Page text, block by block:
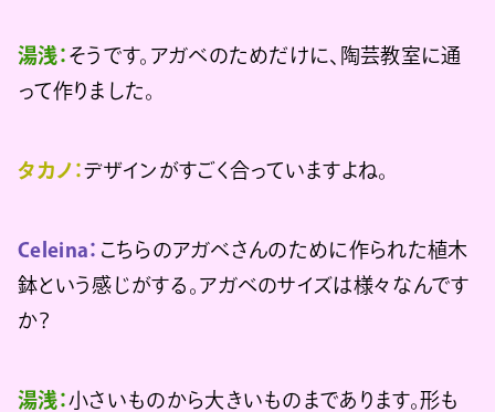
湯浅： そうです。アガベのためだけに、陶芸教室に通
って作りました。
タカノ：デザインがすごく合っていますよね。
Celeina： こちらのアガベさんのために作られた植木
鉢という感じがする。アガベのサイズは様々なんです
か？
湯浅：小さいものから大きいものまであります。形も